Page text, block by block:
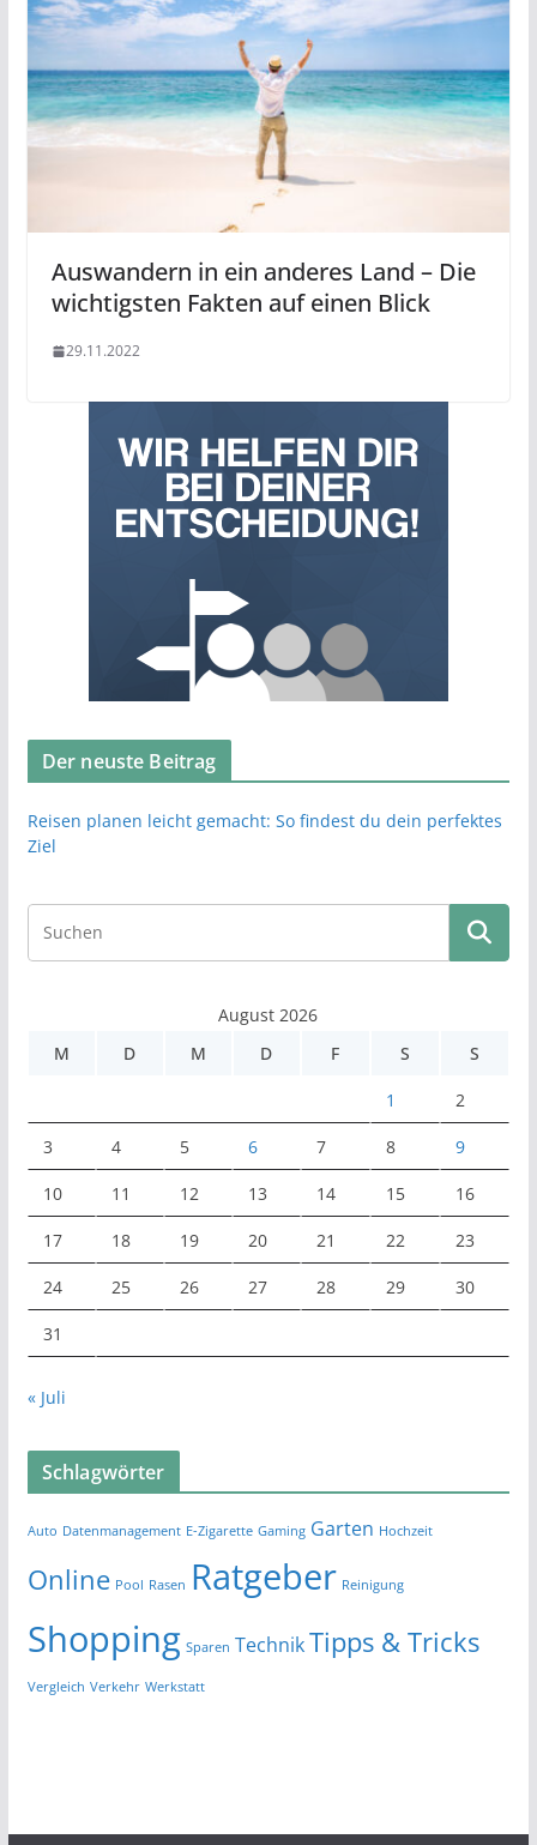
Auswandern in ein anderes Land – Die
wichtigsten Fakten auf einen Blick
29.11.2022
Der neuste Beitrag
Reisen planen leicht gemacht: So findest du dein perfektes
Ziel
August 2026
M
D M D F S S
1 2
3 4 5 6 7 8 9
10 11 12 13 14 15 16
17 18 19 20 21 22 23
24 25 26 27 28 29 30
31
« Juli
Schlagwörter
Auto Datenmanagement E-Zigarette Gaming Garten Hochzeit
Online Pool Rasen Ratgeber Reinigung
Shopping Sparen TechnikTipps & Tricks
Vergleich Verkehr Werkstatt